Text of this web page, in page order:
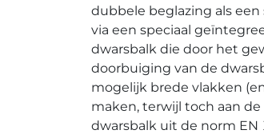
dubbele beglazing als
via een speciaal
dwarsbalk die door het
doorbuiging van de
mogelijk brede vlakken
maken, terwijl toch aan
dwarsbalk uit de norm